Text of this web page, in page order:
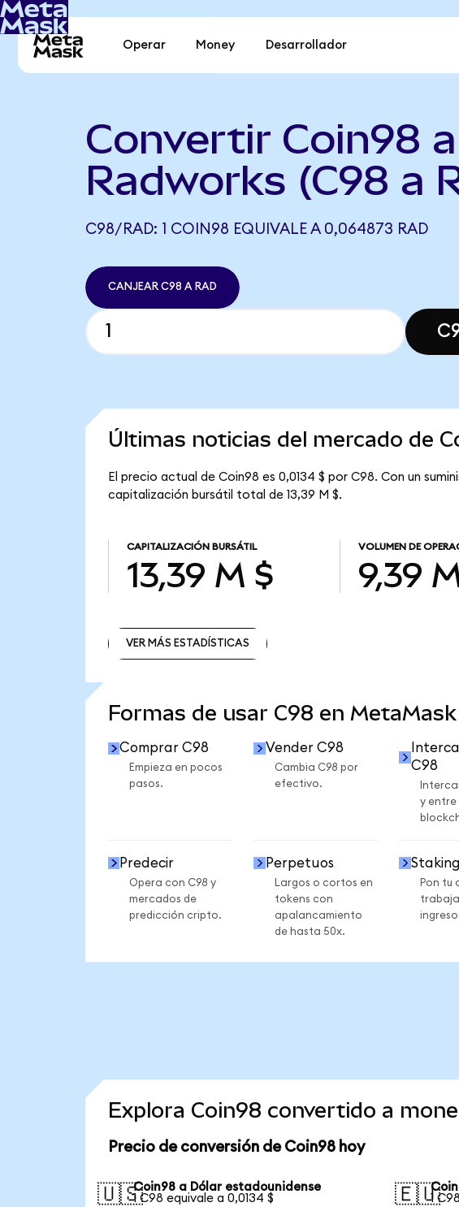
Operar Money Desarrollador
Convertir Coin98 a
Radworks (C98 a
C98/RAD: 1 COIN98 EQUIVALE A 0,064873 RAD
CANJEAR C98 A RAD
Últimas noticias del mercado de
El precio actual de Coin98 es 0,0134 $ por C98. Con un
capitalización bursátil total de 13,39 M $.
CAPITALIZACIÓN BURSÁTIL
13,39 M $
VOLUMEN DE
9,39
VER MÁS ESTADÍSTICAS
Formas de usar C98 en MetaMask
Comprar C98
Empieza en pocos
pasos.
Vender C98
Cambia C98 por
efectivo.
C98
y entre
Predecir
Opera con C98 y
mercados de
predicción cripto.
Perpetuos
Largos o cortos en
tokens con
apalancamiento
de hasta 50x.
Staking
Pon tu
Explora Coin98 convertido a
Precio de conversión de Coin98 hoy
🇺🇸Coin98 a Dólar estadounidense
1 C98 equivale a 0,0134 $
🇪🇺
1